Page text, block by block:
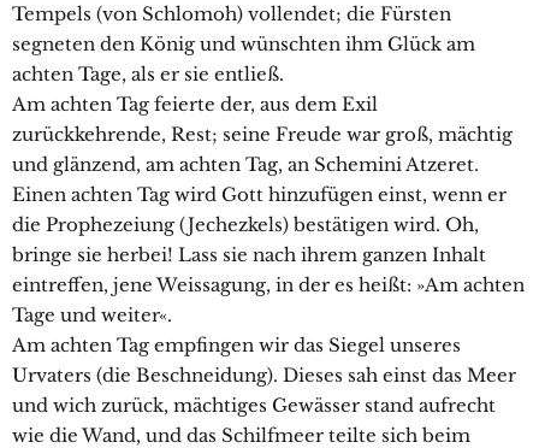
Tempels (von Schlomoh) vollendet; die Fürsten
segneten den König und wünschten ihm Glück am
achten Tage, als er sie entließ.
Am achten Tag feierte der, aus dem Exil
zurückkehrende, Rest; seine Freude war groß, mächtig
und glänzend, am achten Tag, an Schemini Atzeret.
Einen achten Tag wird Gott hinzufügen einst, wenn er
die Prophezeiung (Jechezkels) bestätigen wird. Oh,
bringe sie herbei! Lass sie nach ihrem ganzen Inhalt
eintreffen, jene Weissagung, in der es heißt: »Am achten
Tage und weiter«.
Am achten Tag empfingen wir das Siegel unseres
Urvaters (die Beschneidung). Dieses sah einst das Meer
und wich zurück, mächtiges Gewässer stand aufrecht
wie die Wand, und das Schilfmeer teilte sich beim